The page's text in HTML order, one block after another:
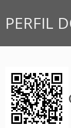
PERFIL